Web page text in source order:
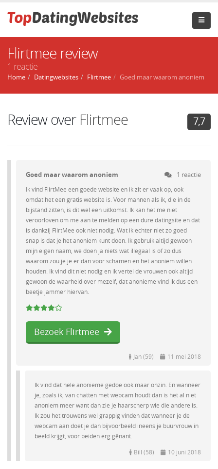
Flirtmee review
1 reactie
Home Datingwebsites Flirtmee Goed maar waarom anoniem
Review over Flirtmee 7,7
Goed maar waarom anoniem 1 reactie
Ik vind FlirtMee een goede website en ik zit er vaak op, ook
omdat het een gratis website is. Voor mannen als ik, die in de
bijstand zitten, is dit wel een uitkomst. Ik kan het me niet
veroorloven om me aan te melden op een dure datingsite en dat
is dankzij FlirtMee ook niet nodig. Wat ik echter niet zo goed
snap is dat je het anoniem kunt doen. Ik gebruik altijd gewoon
mijn eigen naam, we doen ja niets wat illegaal is of zo dus
waarom zou je je er dan voor schamen en het anoniem willen
houden. Ik vind dit niet nodig en ik vertel de vrouwen ook altijd
gewoon de waarheid over mezelf, dat anonieme vind ik dus een
beetje jammer hiervan.
Bezoek Flirtmee
Jan (59) 11 mei 2018
Ik vind dat hele anonieme gedoe ook maar onzin. En wanneer
je, zoals ik, van chatten met webcam houdt dan is het al niet
anoniem meer want dan zie je haarscherp wie die andere is.
Ik zou het trouwens wel grappig vinden dat wanneer je de
webcam aan doet je dan bijvoorbeeld ineens je buurvrouw in
beeld krijgt, voor beiden erg gênant.
Bill (58) 10 juni 2018